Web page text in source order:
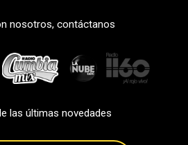
nosotros, contáctanos
las últimas novedades